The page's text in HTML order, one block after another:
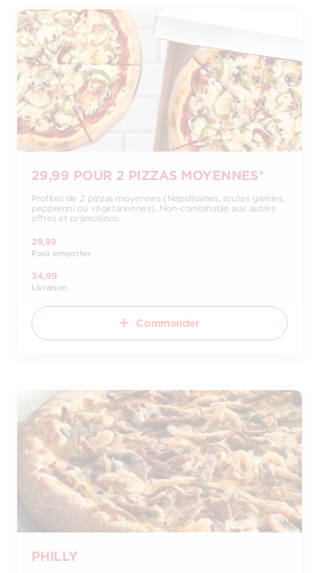
29,99 POUR 2 PIZZAS MOYENNES*
Profites de 2 pizzas moyennes (Napolitaines, toutes garnies,
pepperoni ou végétariennes). Non-combinable aux autres
offres et promotions.
29,99
Pour emporter
34,99
Livraison
Commander
PHILLY